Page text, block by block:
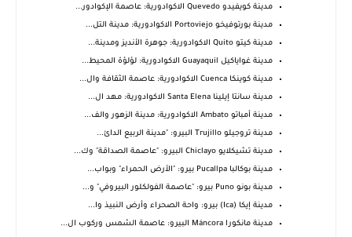
مدينة كويفيدو Quevedo الاكوادورية: عاصمة الإكوادور...
مدينة بورتوفيخو Portoviejo الاكوادورية: مدينة التل...
مدينة كيتو Quito الاكوادورية: جوهرة الأنديز ومدينة...
مدينة غواياكيل Guayaquil الاكوادورية: لؤلؤة المحيط...
مدينة كوينكا Cuenca الاكوادورية: عاصمة الثقافة وال...
مدينة سانتا إيلينا Santa Elena الاكوادورية: مهد ال...
مدينة أمباتو Ambato الاكوادورية: مدينة الزهور والف...
مدينة تروجيلو Trujillo البيرو: "مدينة الربيع الدائ...
مدينة تشيكلايو Chiclayo البيرو: "عاصمة الصداقة" وك...
مدينة بوكالبا Pucallpa بيرو: "الأرض الحمراء" وبواب...
مدينة بونو Puno بيرو: "عاصمة الفولكلور البيروفي" و...
مدينة إيكا (Ica) بيرو: واحة الصحراء وأرض النبيذ وا...
مدينة مانكورا Máncora البيرو: عاصمة الشمس وركوب ال...